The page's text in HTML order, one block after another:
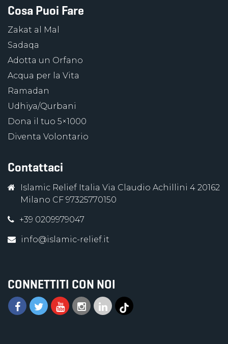
Cosa Puoi Fare
Zakat al Mal
Sadaqa
Adotta un Orfano
Acqua per la Vita
Ramadan
Udhiya/Qurbani
Dona il tuo 5×1000
Diventa Volontario
Contattaci
Islamic Relief Italia Via Claudio Achillini 4 20162
Milano CF 97325770150
+39 0209979047
info@islamic-relief.it
CONNETTITI CON NOI